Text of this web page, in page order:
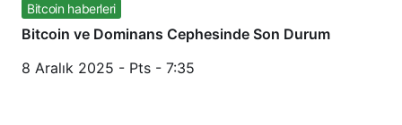
Bitcoin haberleri
Bitcoin ve Dominans Cephesinde Son Durum
8 Aralık 2025 - Pts - 7:35